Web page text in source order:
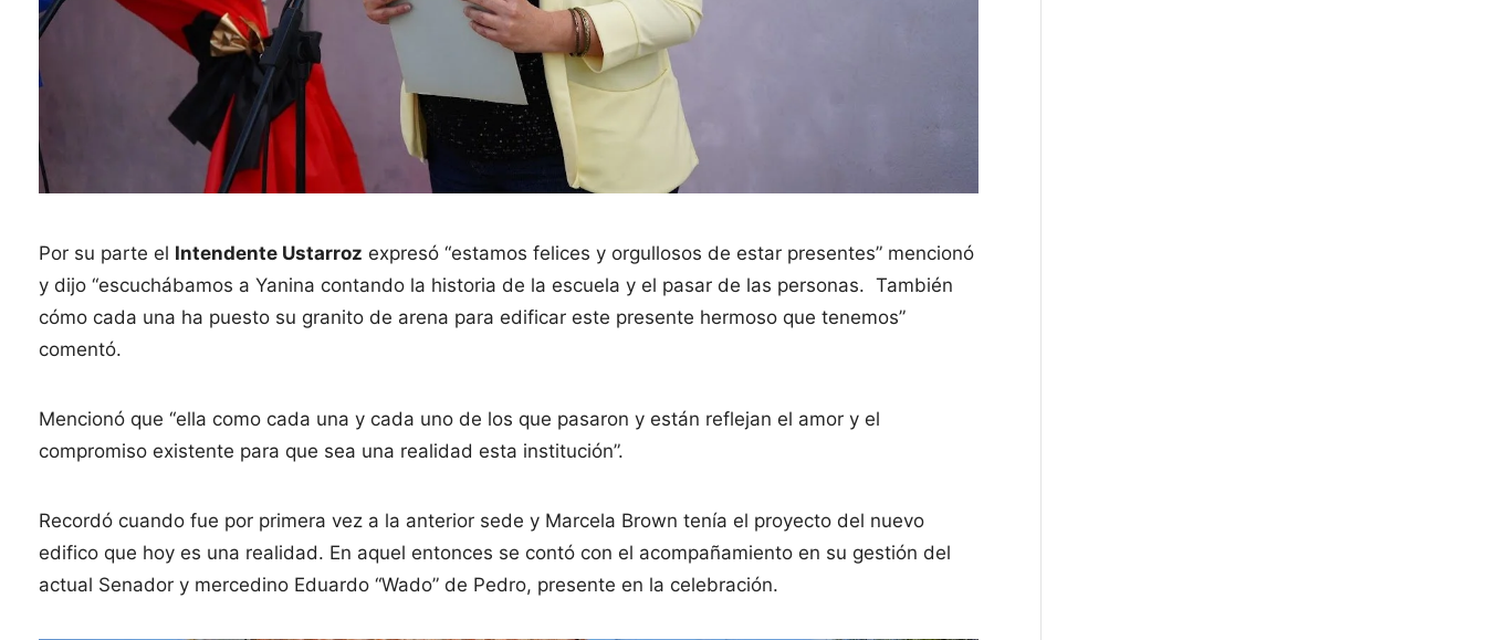
Por su parte el Intendente Ustarroz expresó “estamos felices y orgullosos de estar presentes” mencionó
y dijo “escuchábamos a Yanina contando la historia de la escuela y el pasar de las personas. También
cómo cada una ha puesto su granito de arena para edificar este presente hermoso que tenemos”
comentó.
Mencionó que “ella como cada una y cada uno de los que pasaron y están reflejan el amor y el
compromiso existente para que sea una realidad esta institución”.
Recordó cuando fue por primera vez a la anterior sede y Marcela Brown tenía el proyecto del nuevo
edifico que hoy es una realidad. En aquel entonces se contó con el acompañamiento en su gestión del
actual Senador y mercedino Eduardo “Wado” de Pedro, presente en la celebración.